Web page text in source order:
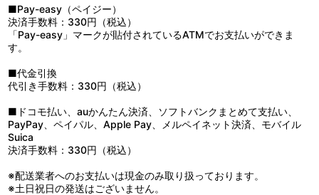
して、鴨川の棚田祭を宇宙中継しようと提案する。棚田祭への参加
を決めたまどかたちは、れいこの誤解をとくためにサプライズを用
意するのだが…。
■Pay-easy（ペイジー）
決済手数料：330円（税込）
「Pay-easy」マークが貼付されているATMでお支払いができま
す。
■代金引換
代引き手数料：330円（税込）
■ドコモ払い、auかんたん決済、ソフトバンクまとめて支払い、
PayPay、ペイパル、Apple Pay、メルペイネット決済、モバイル
Suica
決済手数料：330円（税込）
※配送業者へのお支払いは現金のみ取り扱っております。
※土日祝日の発送はございません。